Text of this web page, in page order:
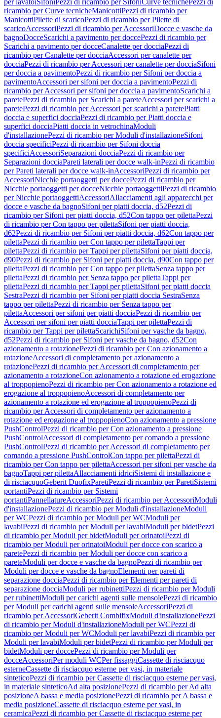
per lavatoiSifoniPezzi di ricambio per SifoniCurve tecnichePezzi di
ricambio per Curve tecnicheManicottiPezzi di ricambio per
ManicottiPilette di scaricoPezzi di ricambio per Pilette di
scaricoAccessoriPezzi di ricambio per AccessoriDocce e vasche da
bagnoDocceScarichi a pavimento per doccePezzi di ricambio per
Scarichi a pavimento per docceCanalette per docciaPezzi di
ricambio per Canalette per docciaAccessori per canalette per
docciaPezzi di ricambio per Accessori per canalette per docciaSifoni
per doccia a pavimentoPezzi di ricambio per Sifoni per doccia a
pavimentoAccessori per sifoni per doccia a pavimentoPezzi di
ricambio per Accessori per sifoni per doccia a pavimentoScarichi a
paretePezzi di ricambio per Scarichi a pareteAccessori per scarichi a
paretePezzi di ricambio per Accessori per scarichi a paretePiatti
doccia e superfici docciaPezzi di ricambio per Piatti doccia e
superfici docciaPiatti doccia in vetrochinaModuli
d'installazionePezzi di ricambio per Moduli d'installazioneSifoni
doccia specificiPezzi di ricambio per Sifoni doccia
specificiAccessoriSeparazioni docciaPezzi di ricambio per
Separazioni docciaPareti laterali per docce walk-inPezzi di ricambio
per Pareti laterali per docce walk-inAccessoriPezzi di ricambio per
AccessoriNicchie portaoggetti per doccePezzi di ricambio per
Nicchie portaoggetti per docceNicchie portaoggettiPezzi di ricambio
per Nicchie portaoggettiAccessoriAllacciamenti agli apparecchi per
docce e vasche da bagnoSifoni per piatti doccia, d52Pezzi di
ricambio per Sifoni per piatti doccia, d52Con tappo per pilettaPezzi
di ricambio per Con tappo per pilettaSifoni per piatti doccia,
d62Pezzi di ricambio per Sifoni per piatti doccia, d62Con tappo per
pilettaPezzi di ricambio per Con tappo per pilettaTappi per
pilettaPezzi di ricambio per Tappi per pilettaSifoni per piatti doccia,
d90Pezzi di ricambio per Sifoni per piatti doccia, d90Con tappo per
pilettaPezzi di ricambio per Con tappo per pilettaSenza tappo per
pilettaPezzi di ricambio per Senza tappo per pilettaTappi per
pilettaPezzi di ricambio per Tappi per pilettaSifoni per piatti doccia
SestraPezzi di ricambio per Sifoni per piatti doccia SestraSenza
tappo per pilettaPezzi di ricambio per Senza tappo per
pilettaAccessori per sifoni per piatti docciaPezzi di ricambio per
Accessori per sifoni per piatti docciaTappi per pilettaPezzi di
ricambio per Tappi per pilettaScarichiSifoni per vasche da bagno,
d52Pezzi di ricambio per Sifoni per vasche da bagno, d52Con
azionamento a rotazionePezzi di ricambio per Con azionamento a
rotazioneAccessori di completamento per azionamento a
rotazionePezzi di ricambio per Accessori di completamento per
azionamento a rotazioneCon azionamento a rotazione ed erogazione
al troppopienoPezzi di ricambio per Con azionamento a rotazione ed
erogazione al troppopienoAccessori di completamento per
azionamento a rotazione ed erogazione al troppopienoPezzi di
ricambio per Accessori di completamento per azionamento a
rotazione ed erogazione al troppopienoCon azionamento a pressione
PushControlPezzi di ricambio per Con azionamento a pressione
PushControlAccessori di completamento per comando a pressione
PushControlPezzi di ricambio per Accessori di completamento per
comando a pressione PushControlCon tappo per pilettaPezzi di
ricambio per Con tappo per pilettaAccessori per sifoni per vasche da
bagnoTappi per pilettaAllacciamenti idriciSistemi di installazione e
di risciacquoGeberit DuofixParetiPezzi di ricambio per ParetiSistemi
portantiPezzi di ricambio per Sistemi
portantiPannellatureAccessoriPezzi di ricambio per AccessoriModuli
d'installazionePezzi di ricambio per Moduli d'installazioneModuli
per WCPezzi di ricambio per Moduli per WCModuli per
lavabiPezzi di ricambio per Moduli per lavabiModuli per bidetPezzi
di ricambio per Moduli per bidetModuli per orinatoiPezzi di
ricambio per Moduli per orinatoiModuli per docce con scarico a
paretePezzi di ricambio per Moduli per docce con scarico a
pareteModuli per docce e vasche da bagnoPezzi di ricambio per
Moduli per docce e vasche da bagnoElementi per pareti di
separazione docciaPezzi di ricambio per Elementi per pareti di
separazione docciaModuli per rubinettiPezzi di ricambio per Moduli
per rubinettiModuli per carichi agenti sulle mensolePezzi di ricambio
per Moduli per carichi agenti sulle mensoleAccessoriPezzi di
ricambio per AccessoriGeberit CombifixModuli d'installazionePezzi
di ricambio per Moduli d'installazioneModuli per WCPezzi di
ricambio per Moduli per WCModuli per lavabiPezzi di ricambio per
Moduli per lavabiModuli per bidetPezzi di ricambio per Moduli per
bidetModuli per doccePezzi di ricambio per Moduli per
docceAccessoriPer moduli WCPer fissaggiCassette di risciacquo
esterneCassette di risciacquo esterne per vasi, in materiale
sinteticoPezzi di ricambio per Cassette di risciacquo esterne per vasi,
in materiale sinteticoAd alta posizionePezzi di ricambio per Ad alta
posizioneA bassa e media posizionePezzi di ricambio per A bassa e
media posizioneCassette di risciacquo esterne per vasi, in
ceramicaPezzi di ricambio per Cassette di risciacquo esterne per